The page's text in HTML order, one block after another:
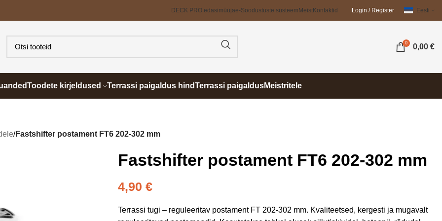
DECK PRO edasimüüjae-Soodustuste süsteem MeistKontaktid Login / Register Eesti
0 0,00 €
Toodete kirjeldused Terrassi paigaldus hindTerrassi paigaldusMeistritele
/Fastshifter postament FT6 202-302 mm
Fastshifter postament FT6 202-302 mm
4,90 €
Terrassi tugi – reguleeritav postament FT 202-302 mm. Kvaliteetsed, kergesti ja mugavalt